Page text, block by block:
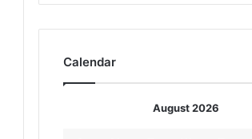
Calendar
August 2026